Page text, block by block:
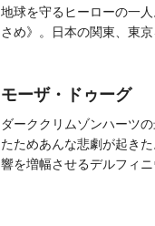
地球を守るヒーローの一
さめ》。日本の関東、東京
モーザ・ドゥーグ
ダーククリムゾンハーツ
たためあんな悲劇が起き
響を増幅させるデルフィニ